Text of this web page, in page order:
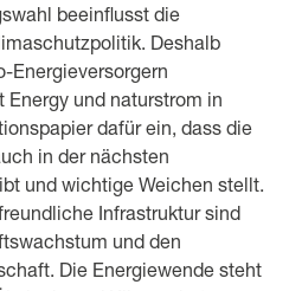
beeinflusst die
Deshalb
Energieversorgern
Energy und naturstrom in
dafür ein, dass die
in der nächsten
und wichtige Weichen stellt.
Infrastruktur sind
und den
Die Energiewende steht